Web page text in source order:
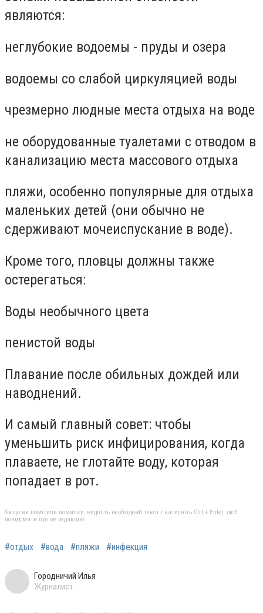
являются:
неглубокие водоемы - пруды и озера
водоемы со слабой циркуляцией воды
чрезмерно людные места отдыха на воде
не оборудованные туалетами с отводом в
канализацию места массового отдыха
пляжи, особенно популярные для отдыха
маленьких детей (они обычно не
сдерживают мочеиспускание в воде).
Кроме того, пловцы должны также
остерегаться:
Воды необычного цвета
пенистой воды
Плавание после обильных дождей или
наводнений.
И самый главный совет: чтобы
уменьшить риск инфицирования, когда
плаваете, не глотайте воду, которая
попадает в рот.
Якщо ви помітили помилку, виділіть необхідний текст і натисніть Ctrl + Enter, щоб
повідомити про це редакцію
#отдых #вода #пляжи #инфекция
Городничий Илья
Журналист